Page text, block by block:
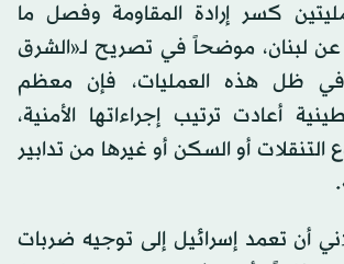
كسر إرادة المقاومة وفصل ما
لبنان، موضحاً في تصريح لـ«الشرق
ظل هذه العمليات، فإن معظم
أعادت ترتيب إجراءاتها الأمنية،
أو السكن أو غيرها من تدابير
أن تعمد إسرائيل إلى توجيه ضربات